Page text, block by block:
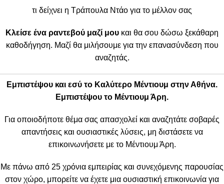
τι δείχνει η Τράπουλα Ντάο για το μέλλον σας
Κλείσε ένα ραντεβού μαζί μου και θα σου δώσω ξεκάθαρη
καθοδήγηση. Μαζί θα μιλήσουμε για την επανασύνδεση που
αναζητάς.
Εμπιστέψου και εσύ το Καλύτερο Μέντιουμ στην Αθήνα.
Εμπιστέψου το Μέντιουμ Άρη.
Για οποιοδήποτε θέμα σας απασχολεί και αναζητάτε σοβαρές
απαντήσεις και ουσιαστικές λύσεις, μη διστάσετε να
επικοινωνήσετε με το Μέντιουμ Άρη.
Με πάνω από 25 χρόνια εμπειρίας και συνεχόμενης παρουσίας
στον χώρο, μπορείτε να έχετε μια ουσιαστική επικοινωνία για